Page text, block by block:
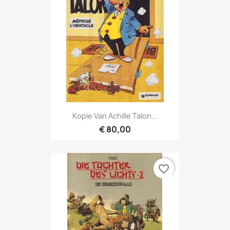
Kopie Van Achille Talon...
€ 80,00
favorite_border